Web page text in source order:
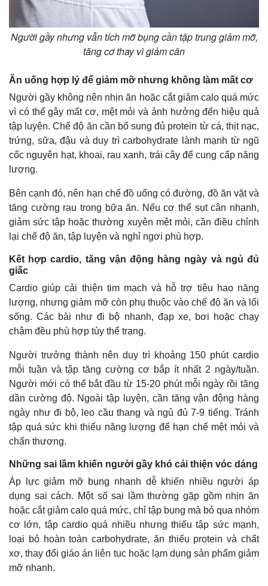
Thế giới
Quan sát
Cuộc sống đó đây
Hồ sơ
Multimedia
Video
Ảnh
E-Magazine
Người gầy nhưng vẫn tích mỡ bụng cần tập trung giảm mỡ,
tăng cơ thay vì giảm cân
Ăn uống hợp lý để giảm mỡ nhưng không làm mất cơ
Người gầy không nên nhịn ăn hoặc cắt giảm calo quá mức
vì có thể gây mất cơ, mệt mỏi và ảnh hưởng đến hiệu quả
tập luyện. Chế độ ăn cần bổ sung đủ protein từ cá, thịt nạc,
trứng, sữa, đậu và duy trì carbohydrate lành mạnh từ ngũ
cốc nguyên hạt, khoai, rau xanh, trái cây để cung cấp năng
lượng.
Bên cạnh đó, nên hạn chế đồ uống có đường, đồ ăn vặt và
tăng cường rau trong bữa ăn. Nếu cơ thể sụt cân nhanh,
giảm sức tập hoặc thường xuyên mệt mỏi, cần điều chỉnh
lại chế độ ăn, tập luyện và nghỉ ngơi phù hợp.
Kết hợp cardio, tăng vận động hàng ngày và ngủ đủ
giấc
Cardio giúp cải thiện tim mạch và hỗ trợ tiêu hao năng
lượng, nhưng giảm mỡ còn phụ thuộc vào chế độ ăn và lối
sống. Các bài như đi bộ nhanh, đạp xe, bơi hoặc chạy
chậm đều phù hợp tùy thể trạng.
Người trưởng thành nên duy trì khoảng 150 phút cardio
mỗi tuần và tập tăng cường cơ bắp ít nhất 2 ngày/tuần.
Người mới có thể bắt đầu từ 15-20 phút mỗi ngày rồi tăng
dần cường độ. Ngoài tập luyện, cần tăng vận động hàng
ngày như đi bộ, leo cầu thang và ngủ đủ 7-9 tiếng. Tránh
tập quá sức khi thiếu năng lượng để hạn chế mệt mỏi và
chấn thương.
Những sai lầm khiến người gầy khó cải thiện vóc dáng
Áp lực giảm mỡ bụng nhanh dễ khiến nhiều người áp
dụng sai cách. Một số sai lầm thường gặp gồm nhịn ăn
hoặc cắt giảm calo quá mức, chỉ tập bụng mà bỏ qua nhóm
cơ lớn, tập cardio quá nhiều nhưng thiếu tập sức mạnh,
loại bỏ hoàn toàn carbohydrate, ăn thiếu protein và chất
xơ, thay đổi giáo án liên tục hoặc lạm dụng sản phẩm giảm
mỡ nhanh.